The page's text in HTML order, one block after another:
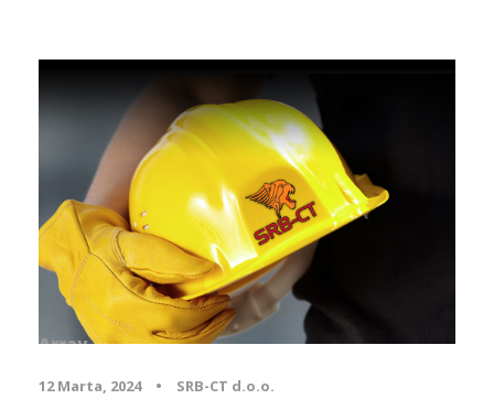
Array
12 Marta, 2024 • SRB-CT d.o.o.